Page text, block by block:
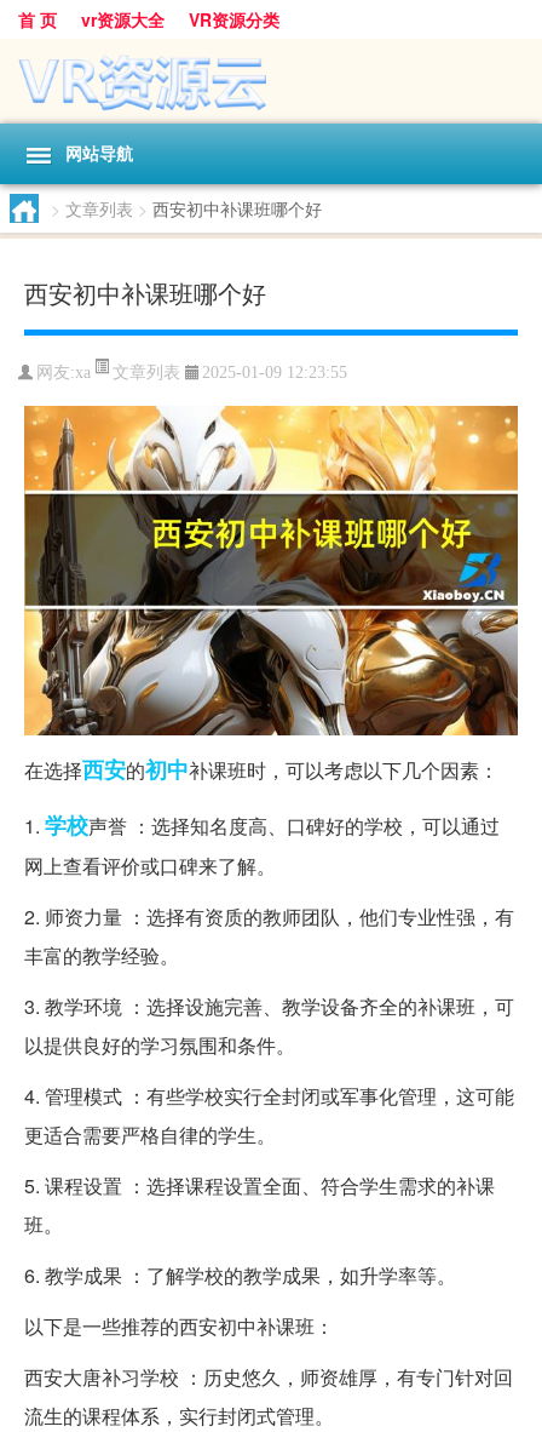
首 页 vr资源大全 VR资源分类
网站导航
> 文章列表 > 西安初中补课班哪个好
西安初中补课班哪个好
网友:xa 文章列表 2025-01-09 12:23:55
在选择西安的初中补课班时，可以考虑以下几个因素：
1. 学校声誉 ：选择知名度高、口碑好的学校，可以通过
网上查看评价或口碑来了解。
2. 师资力量 ：选择有资质的教师团队，他们专业性强，有
丰富的教学经验。
3. 教学环境 ：选择设施完善、教学设备齐全的补课班，可
以提供良好的学习氛围和条件。
4. 管理模式 ：有些学校实行全封闭或军事化管理，这可能
更适合需要严格自律的学生。
5. 课程设置 ：选择课程设置全面、符合学生需求的补课
班。
6. 教学成果 ：了解学校的教学成果，如升学率等。
以下是一些推荐的西安初中补课班：
西安大唐补习学校 ：历史悠久，师资雄厚，有专门针对回
流生的课程体系，实行封闭式管理。